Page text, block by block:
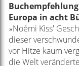
Europa in acht
»Noémi Kiss'
dieser
vor Hitze kaum
die Welt